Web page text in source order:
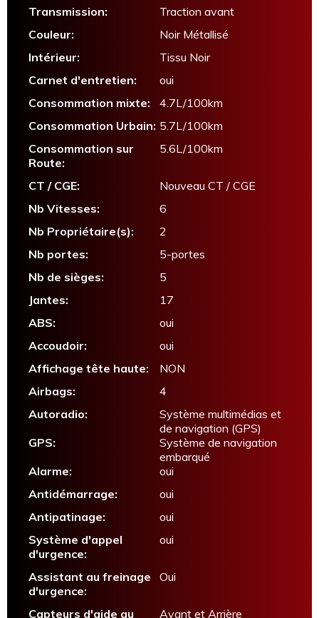
Transmission:
Traction avant
Couleur:
Noir Métallisé
Intérieur:
Tissu Noir
Carnet d'entretien:
oui
Consommation mixte:
4.7L/100km
Consommation Urbain: 5.7L/100km
Consommation sur
Route:
5.6L/100km
CT / CGE:
Nouveau CT / CGE
Nb Vitesses:
6
Nb Propriétaire(s):
2
Nb portes:
5-portes
Nb de sièges:
5
Jantes:
17
ABS:
oui
Accoudoir:
oui
Affichage tête haute:
NON
Airbags:
4
Autoradio:
Système multimédias et
de navigation (GPS)
GPS:
Système de navigation
embarqué
Alarme:
oui
Antidémarrage:
oui
Antipatinage:
oui
Système d'appel
d'urgence:
oui
Assistant au freinage
d'urgence:
Oui
Capteurs d'aide au Avant et Arrière